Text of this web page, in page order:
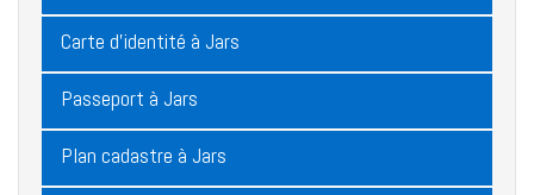
Carte d'identité à Jars
Passeport à Jars
Plan cadastre à Jars